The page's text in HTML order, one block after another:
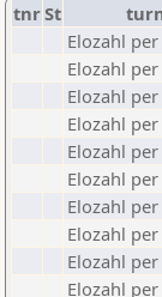
tnrSt
Elozahl
Elozahl
Elozahl
Elozahl
Elozahl
Elozahl
Elozahl
Elozahl
Elozahl
Elozahl